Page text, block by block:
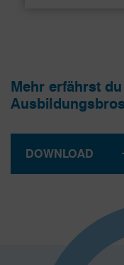
Mehr erfährst
DOWNLOAD